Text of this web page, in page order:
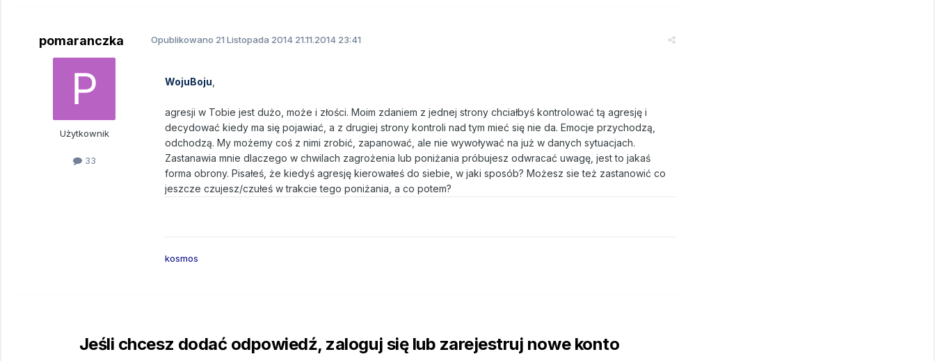
pomaranczka
Użytkownik
33
Opublikowano 21 Listopada 2014 21.11.2014 23:41
WojuBoju
agresji w Tobie jest dużo, może i złości. Moim zdaniem z jednej strony chciałbyś kontrolować tą agresję i
decydować kiedy ma się pojawiać, a z drugiej strony kontroli nad tym mieć się nie da. Emocje przychodzą,
odchodzą. My możemy coś z nimi zrobić, zapanować, ale nie wywoływać na już w danych sytuacjach.
Zastanawia mnie dlaczego w chwilach zagrożenia lub poniżania próbujesz odwracać uwagę, jest to jakaś
forma obrony. Pisałeś, że kiedyś agresję kierowałeś do siebie, w jaki sposób? Możesz sie też zastanowić co
jeszcze czujesz/czułeś w trakcie tego poniżania, a co potem?
kosmos
Jeśli chcesz dodać odpowiedź, zaloguj się lub zarejestruj nowe konto